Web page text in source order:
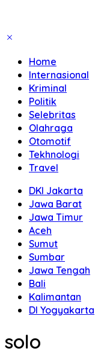
Home
Internasional
Kriminal
Politik
Selebritas
Olahraga
Otomotif
Tekhnologi
Travel
DKI Jakarta
Jawa Barat
Jawa Timur
Aceh
Sumut
Sumbar
Jawa Tengah
Bali
Kalimantan
DI Yogyakarta
solo